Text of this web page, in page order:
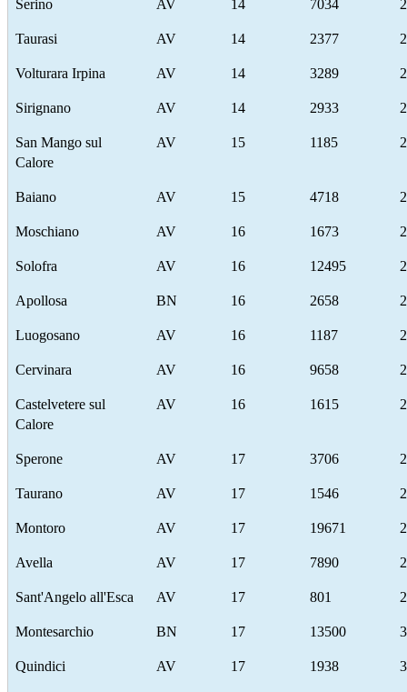
Serino AV 14 7034
Taurasi AV 14 2377
Volturara Irpina AV 14 3289
Sirignano AV 14 2933
San Mango sul
Calore
AV 15 1185
Baiano AV 15 4718
Moschiano AV 16 1673
Solofra AV 16 12495
Apollosa BN 16 2658
Luogosano AV 16 1187
Cervinara AV 16 9658
Castelvetere sul
Calore
AV 16 1615
Sperone AV 17 3706
Taurano AV 17 1546
Montoro AV 17 19671
Avella AV 17 7890
Sant'Angelo all'Esca AV 17 801
Montesarchio BN 17 13500
Quindici AV 17 1938